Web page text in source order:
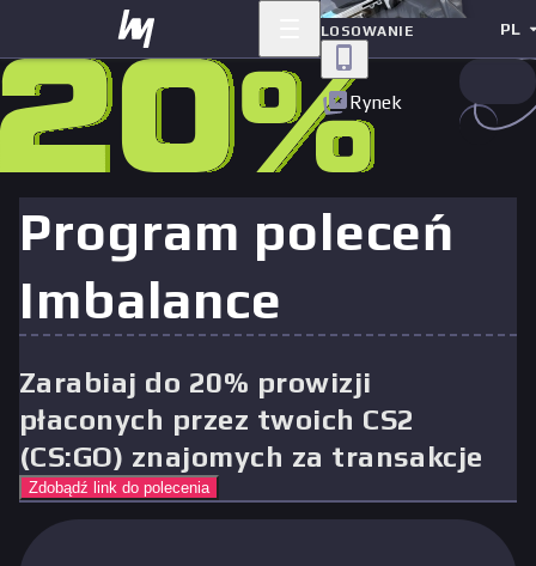
LOSOWANIE
Rynek
PL
Program poleceń
Imbalance
Zarabiaj do 20% prowizji
płaconych przez twoich CS2
(CS:GO) znajomych za transakcje
Zdobądź link do polecenia